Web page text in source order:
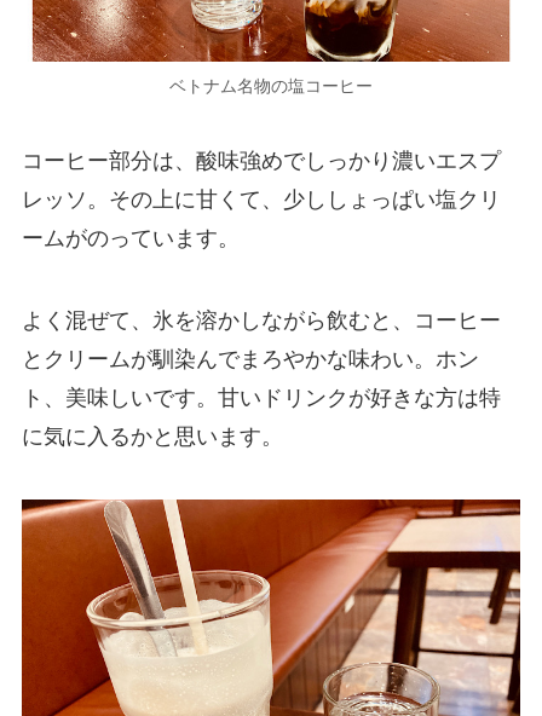
ベトナム名物の塩コーヒー
コーヒー部分は、酸味強めでしっかり濃いエスプ
レッソ。その上に甘くて、少ししょっぱい塩クリ
ームがのっています。
よく混ぜて、氷を溶かしながら飲むと、コーヒー
とクリームが馴染んでまろやかな味わい。ホン
ト、美味しいです。甘いドリンクが好きな方は特
に気に入るかと思います。